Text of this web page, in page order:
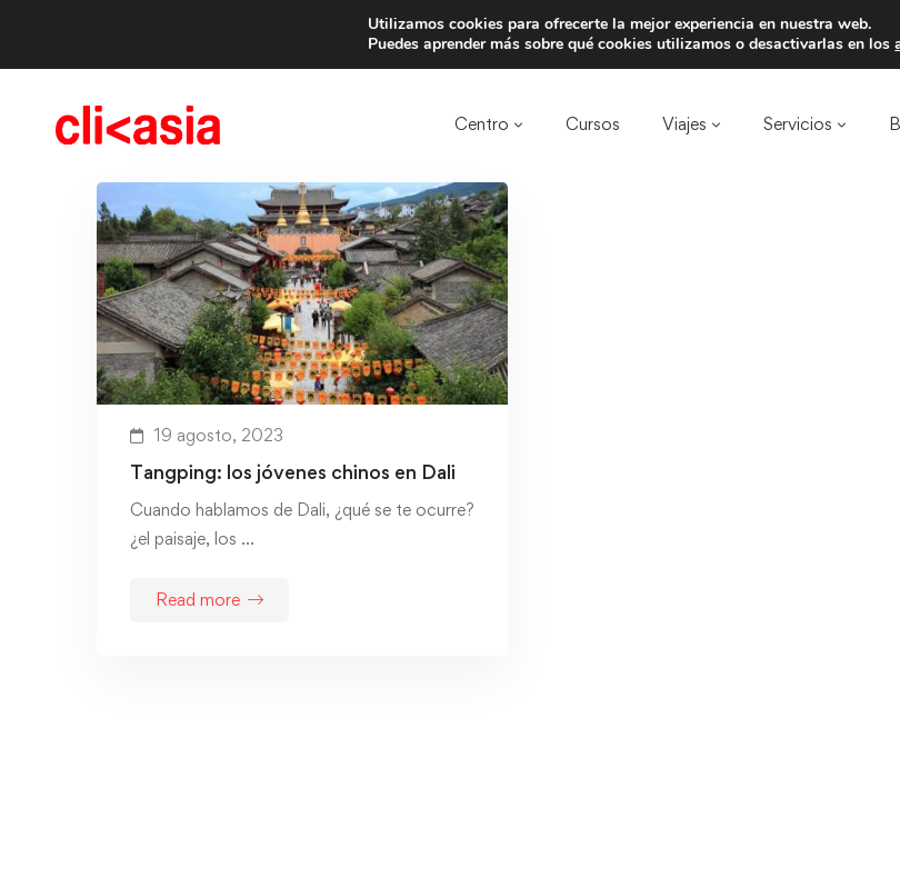
Trae a un amigo y llevaos un total de
Centro Cursos Viajes Servicios
19 agosto, 2023
Tangping: los jóvenes chinos en Dali
Cuando hablamos de Dali, ¿qué se te ocurre?
¿el paisaje, los …
Read more
Utilizamos cookies para ofrecerte la mejor experiencia en nuestra web.
Puedes aprender más sobre qué cookies utilizamos o desactivarlas en los